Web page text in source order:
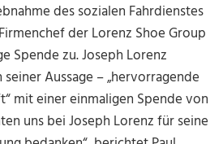
des sozialen Fahrdienstes
der Lorenz Shoe Group
Spende zu. Joseph Lorenz
Aussage – „hervorragende
mit einer einmaligen Spende von
uns bei Joseph Lorenz für seine